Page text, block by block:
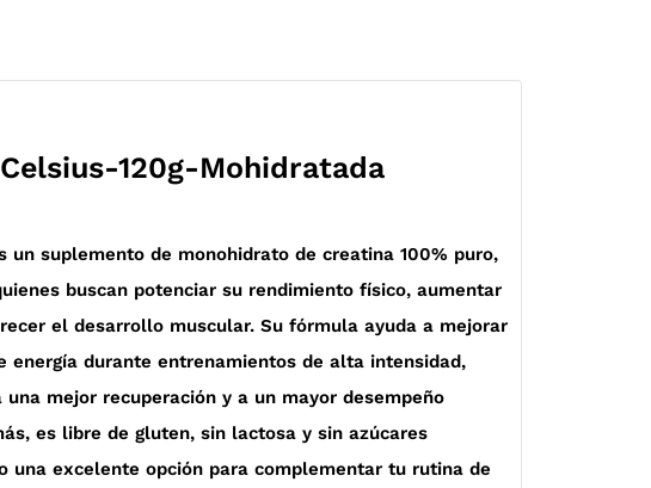
120g-Mohidratada
un suplemento de monohidrato de creatina 100% puro,
buscan potenciar su rendimiento físico, aumentar
el desarrollo muscular. Su fórmula ayuda a mejorar
energía durante entrenamientos de alta intensidad,
una mejor recuperación y a un mayor desempeño
es libre de gluten, sin lactosa y sin azúcares
una excelente opción para complementar tu rutina de